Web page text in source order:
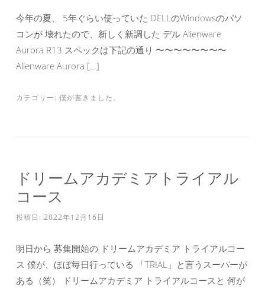
今年の夏、 5年ぐらい使っていた DELLのWindowsのパソ
コンが 壊れたので、新しく新調した デル Alienware
Aurora R13 スペックは下記の通り 〜〜〜〜〜〜〜〜
Alienware Aurora […]
カテゴリー: 僕が書きました。
ドリームアカデミアトライアル
コース
投稿日: 2022年12月16日
明日から 募集開始の ドリームアカデミア トライアルコー
ス 僕が、ほぼ毎日行っている 「TRIAL」と言うスーパーが
ある（笑） ドリームアカデミア トライアルコースと 何が